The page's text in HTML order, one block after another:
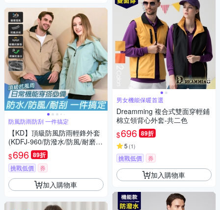
防風防雨防刮 一件搞定
【KD】頂級防風防雨輕鋒外套
(KDFJ-960/防潑水/防風/耐磨/
透氣)
$696 89折
挑戰低價 券
加入購物車
男女機能保暖首選
Dreamming 複合式雙面穿輕鋪
棉立領背心外套-共二色
$696 89折
5 (1)
挑戰低價 券
加入購物車